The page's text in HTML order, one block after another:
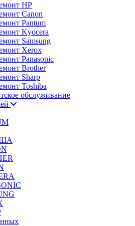
HP
Canon
Pantum
Kyocera
Samsung
Xerox
Panasonic
Brother
Sharp
Toshiba
обслуживание